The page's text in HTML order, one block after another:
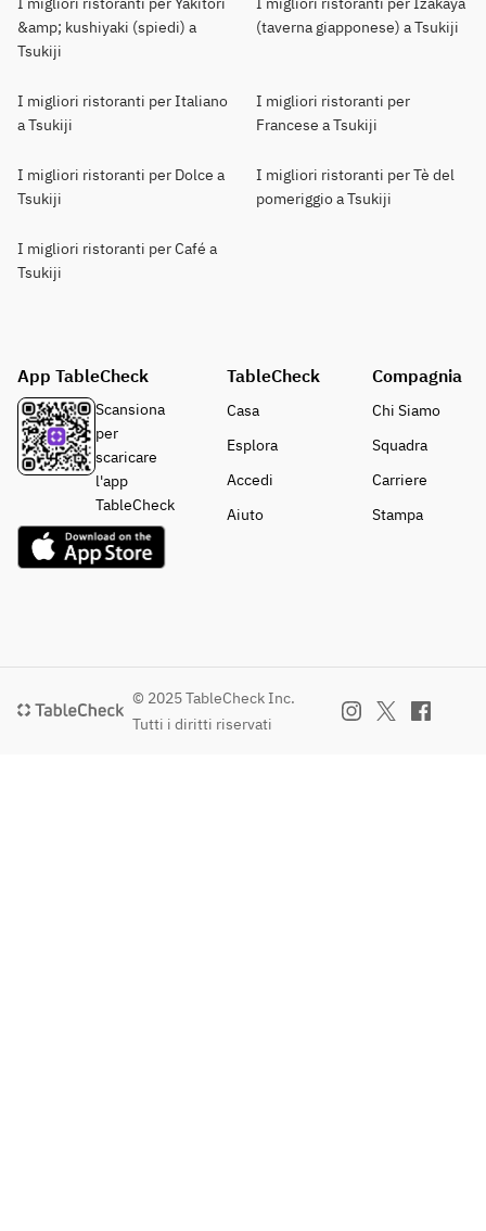
&amp; kushiyaki (spiedi) a
Tsukiji
(taverna giapponese) a Tsukiji
I migliori ristoranti per Italiano
a Tsukiji
I migliori ristoranti per
Francese a Tsukiji
I migliori ristoranti per Dolce a
Tsukiji
I migliori ristoranti per Tè del
pomeriggio a Tsukiji
I migliori ristoranti per Café a
Tsukiji
App TableCheck
Scansiona
per
scaricare
l'app
TableCheck
TableCheck
Casa
Esplora
Accedi
Aiuto
Compagnia
Chi Siamo
Squadra
Carriere
Stampa
© 2025 TableCheck Inc.
Tutti i diritti riservati